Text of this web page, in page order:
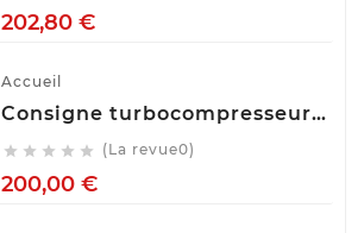
202,80 €Prix
Accueil
Consigne turbocompresseur echange standart
     (La revue0)
200,00 €Prix